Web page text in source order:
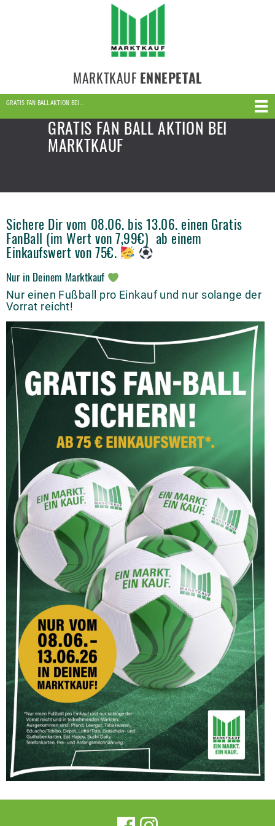
MARKTKAUF ENNEPETAL
GRATIS FAN BALL AKTION BEI…
GRATIS FAN BALL AKTION BEI
MARKTKAUF
Sichere Dir vom 08.06. bis 13.06. einen Gratis
FanBall (im Wert von 7,99€) ab einem
Einkaufswert von 75€.
Nur in Deinem Marktkauf
Nur einen Fußball pro Einkauf und nur solange der
Vorrat reicht!